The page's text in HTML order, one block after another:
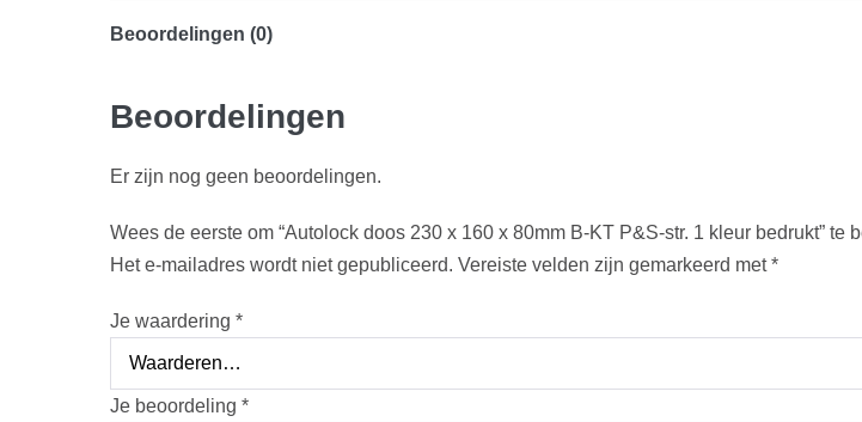
Beoordelingen (0)
Beoordelingen
Er zijn nog geen beoordelingen.
Wees de eerste om “Autolock doos 230 x 160 x 80mm B-KT P&S-str. 1 kleur bedrukt” te
Het e-mailadres wordt niet gepubliceerd. Vereiste velden zijn gemarkeerd met*
Je waardering *
Je beoordeling *